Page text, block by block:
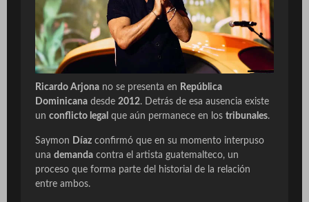
Ricardo Arjona no se presenta en República
Dominicana desde 2012. Detrás de esa ausencia existe
un conflicto legal que aún permanece en los tribunales.
Saymon Díaz confirmó que en su momento interpuso
una demanda contra el artista guatemalteco, un
proceso que forma parte del historial de la relación
entre ambos.